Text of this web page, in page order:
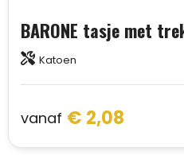
BARONE tasje met
Katoen
vanaf € 2,08